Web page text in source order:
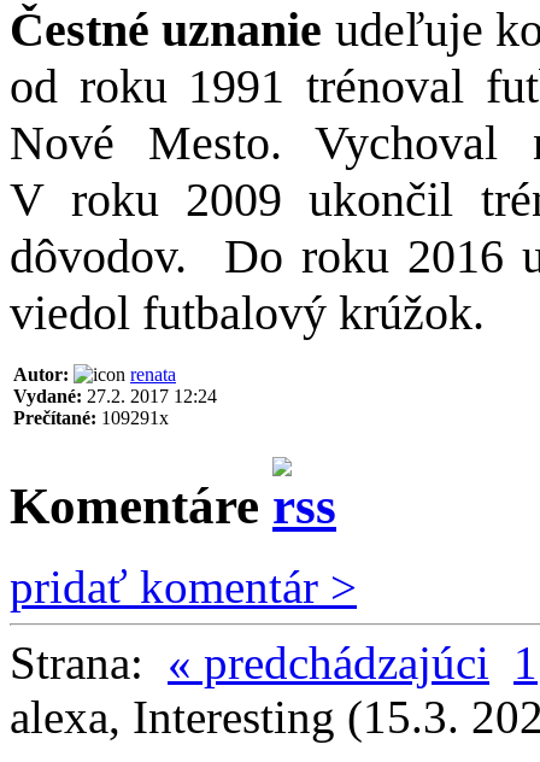
Čestné uznanie udeľuje
od roku 1991 trénoval
Nové Mesto. Vychoval
V roku 2009 ukončil
dôvodov.
Do roku 2016
viedol futbalový krúžok.
Autor:
renata
Vydané: 27.2. 2017 12:24
Prečítané: 109291x
Komentáre
pridať komentár >
Strana: « predchádzajúci 1
alexa, Interesting (15.3.